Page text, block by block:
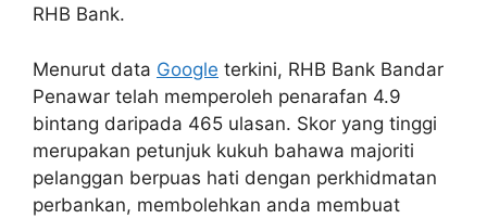
RHB Bank.
Menurut data Google terkini, RHB Bank Bandar
Penawar telah memperoleh penarafan 4.9
bintang daripada 465 ulasan. Skor yang tinggi
merupakan petunjuk kukuh bahawa majoriti
pelanggan berpuas hati dengan perkhidmatan
perbankan, membolehkan anda membuat